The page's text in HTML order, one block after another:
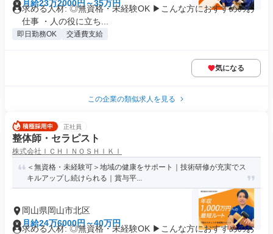
月給23万2000円～35万円
求める人材: ◎無資格・未経験OK ▶︎こんな方におすすめのお
仕事 ・人の役に立ち...
即日勤務OK 交通費支給
気になる
この企業の類似求人を見る
正社員
整体師・セラピスト
株式会社ＩＣＨＩＮＯＳＨＩＫＩ
＜無資格・未経験可＞地域の健康をサポート｜技術研修が充実でス
キルアップし続けられる｜賞与平...
岡山県岡山市北区
月給24万6000円～40万円
求める人材: ◎無資格・未経験OK ▶︎こんな方におすすめのお